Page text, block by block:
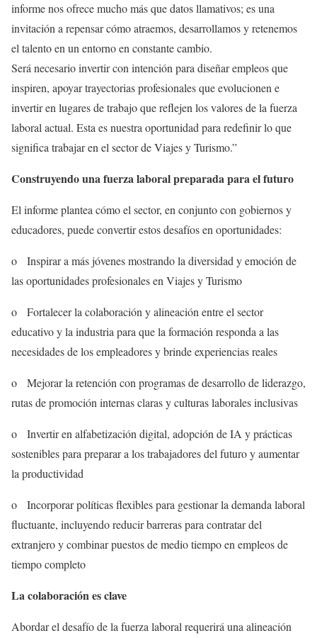
informe nos ofrece mucho más que datos llamativos; es una
invitación a repensar cómo atraemos, desarrollamos y retenemos
el talento en un entorno en constante cambio.
Será necesario invertir con intención para diseñar empleos que
inspiren, apoyar trayectorias profesionales que evolucionen e
invertir en lugares de trabajo que reflejen los valores de la fuerza
laboral actual. Esta es nuestra oportunidad para redefinir lo que
significa trabajar en el sector de Viajes y Turismo.”
Construyendo una fuerza laboral preparada para el futuro
El informe plantea cómo el sector, en conjunto con gobiernos y
educadores, puede convertir estos desafíos en oportunidades:
o Inspirar a más jóvenes mostrando la diversidad y emoción de
las oportunidades profesionales en Viajes y Turismo
o Fortalecer la colaboración y alineación entre el sector
educativo y la industria para que la formación responda a las
necesidades de los empleadores y brinde experiencias reales
o Mejorar la retención con programas de desarrollo de liderazgo,
rutas de promoción internas claras y culturas laborales inclusivas
o Invertir en alfabetización digital, adopción de IA y prácticas
sostenibles para preparar a los trabajadores del futuro y aumentar
la productividad
o Incorporar políticas flexibles para gestionar la demanda laboral
fluctuante, incluyendo reducir barreras para contratar del
extranjero y combinar puestos de medio tiempo en empleos de
tiempo completo
La colaboración es clave
Abordar el desafío de la fuerza laboral requerirá una alineación